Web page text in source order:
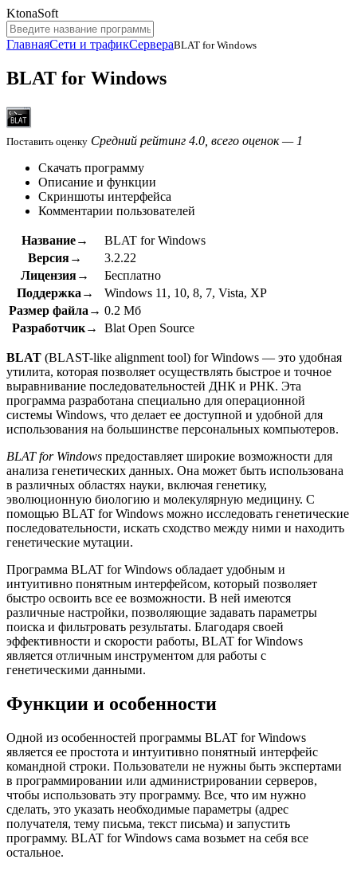
KtonaSoft
ГлавнаяСети и трафикСервераBLAT for Windows
BLAT for Windows
Поставить оценку Средний рейтинг 4.0, всего оценок — 1
Скачать программу
Описание и функции
Скриншоты интерфейса
Комментарии пользователей
Название→
BLAT for Windows
Версия→
3.2.22
Лицензия→
Бесплатно
Поддержка→
Windows 11, 10, 8, 7, Vista, XP
Размер файла→ 0.2 Мб
Разработчик→
Blat Open Source
BLAT (BLAST-like alignment tool) for Windows — это удобная
утилита, которая позволяет осуществлять быстрое и точное
выравнивание последовательностей ДНК и РНК. Эта
программа разработана специально для операционной
системы Windows, что делает ее доступной и удобной для
использования на большинстве персональных компьютеров.
BLAT for Windows предоставляет широкие возможности для
анализа генетических данных. Она может быть использована
в различных областях науки, включая генетику,
эволюционную биологию и молекулярную медицину. С
помощью BLAT for Windows можно исследовать генетические
последовательности, искать сходство между ними и находить
генетические мутации.
Программа BLAT for Windows обладает удобным и
интуитивно понятным интерфейсом, который позволяет
быстро освоить все ее возможности. В ней имеются
различные настройки, позволяющие задавать параметры
поиска и фильтровать результаты. Благодаря своей
эффективности и скорости работы, BLAT for Windows
является отличным инструментом для работы с
генетическими данными.
Функции и особенности
Одной из особенностей программы BLAT for Windows
является ее простота и интуитивно понятный интерфейс
командной строки. Пользователи не нужны быть экспертами
в программировании или администрировании серверов,
чтобы использовать эту программу. Все, что им нужно
сделать, это указать необходимые параметры (адрес
получателя, тему письма, текст письма) и запустить
программу. BLAT for Windows сама возьмет на себя все
остальное.